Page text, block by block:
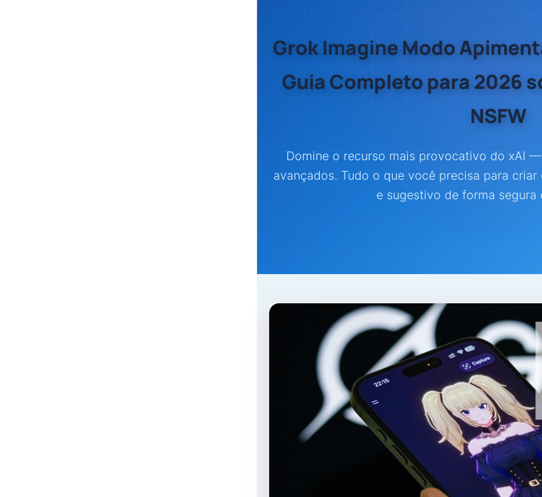
Grok Imagine Modo
Guia Completo para 2026
NSFW
Domine o recurso mais provocativo do xAI
avançados. Tudo o que você precisa para
e sugestivo de forma segura